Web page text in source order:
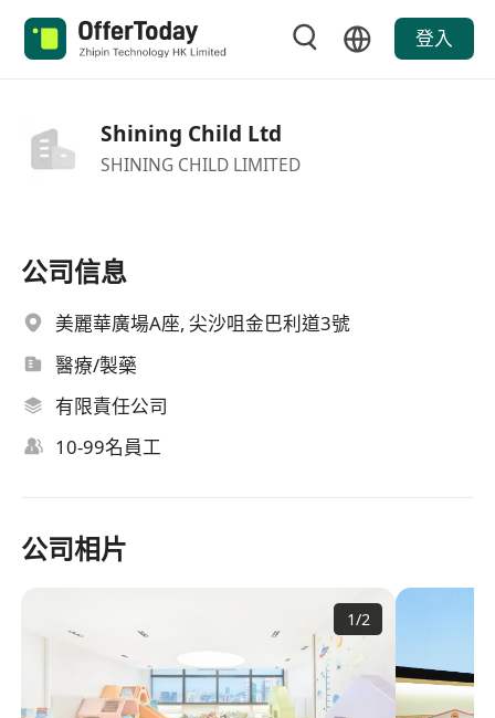
登入
Shining Child Ltd
SHINING CHILD LIMITED
公司信息
美麗華廣場A座, 尖沙咀金巴利道3號
醫療/製藥
有限責任公司
10-99名員工
公司相片
1/2